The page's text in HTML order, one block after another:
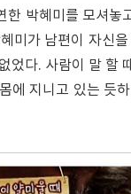
한 박혜미를 모셔
미가 남편이 자신
었다. 사람이 말 할
에 지니고 있는 듯